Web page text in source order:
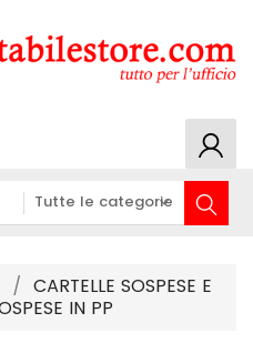
CARTELLE SOSPESE E
IN PP